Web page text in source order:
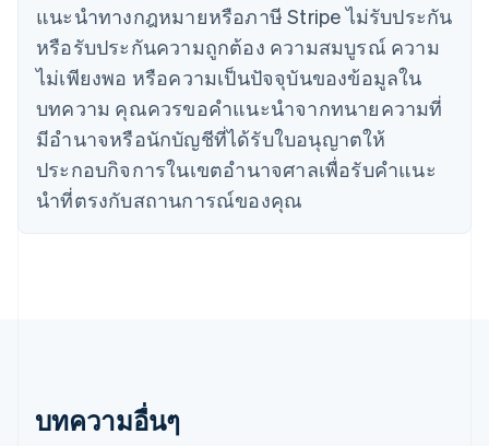
แนะนําทางกฎหมายหรือภาษี Stripe ไม่รับประกัน
หรือรับประกันความถูกต้อง ความสมบูรณ์ ความ
ไม่เพียงพอ หรือความเป็นปัจจุบันของข้อมูลใน
บทความ คุณควรขอคําแนะนําจากทนายความที่
มีอํานาจหรือนักบัญชีที่ได้รับใบอนุญาตให้
ประกอบกิจการในเขตอํานาจศาลเพื่อรับคําแนะ
นําที่ตรงกับสถานการณ์ของคุณ
บทความอื่นๆ
เดนมาร์ก
ไทย
ไทย English
นอร์เวย์
English
นิวซีแลนด์
English
เนเธอร์แลนด์
NederlandsEnglish
บราซิล
โปแลนด์
English